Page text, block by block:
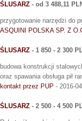
ŚLUSARZ - od 3 488,11
przygotowanie narzędzi do
ASQUINI POLSKA SP. Z
ŚLUSARZ - 1 850 - 2 300
budowa konstrukcji
oraz spawania obsługa pił
kontakt przez PUP - 2016-
ŚLUSARZ - 2 500 - 4 500